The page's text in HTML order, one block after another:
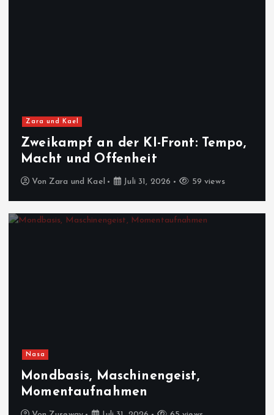
Zara und Kael
Zweikampf an der KI-Front: Tempo,
Macht und Offenheit
Von Zara und Kael Juli 31, 2026 59 views
Nasa
Mondbasis, Maschinengeist,
Momentaufnahmen